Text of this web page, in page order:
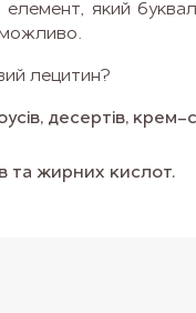
який
лецитин?
десертів, крем-
та жирних кислот.